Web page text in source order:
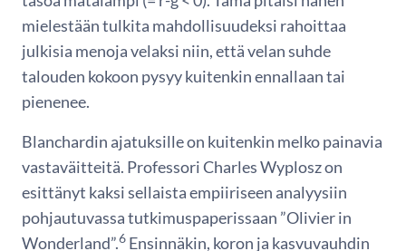
mielestään tulkita mahdollisuudeksi rahoittaa
julkisia menoja velaksi niin, että velan suhde
talouden kokoon pysyy kuitenkin ennallaan tai
pienenee.
Blanchardin ajatuksille on kuitenkin melko painavia
vastaväitteitä. Professori Charles Wyplosz on
esittänyt kaksi sellaista empiiriseen analyysiin
pohjautuvassa tutkimuspaperissaan ”Olivier in
Wonderland”.6 Ensinnäkin, koron ja kasvuvauhdin